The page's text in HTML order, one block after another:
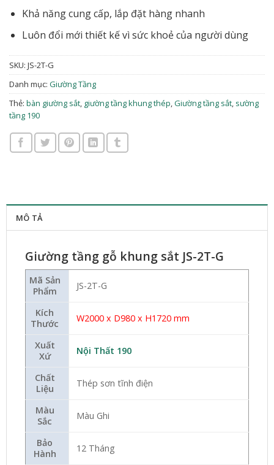
Khả năng cung cấp, lắp đặt hàng nhanh
Luôn đổi mới thiết kế vì sức khoẻ của người dùng
SKU: JS-2T-G
Danh mục: Giường Tầng
Thẻ: bàn giường sắt, giường tầng khung thép, Giường tầng sắt, sường
tầng 190
MÔ TẢ
Giường tầng gỗ khung sắt JS-2T-G
Mã Sản
Phẩm
JS-2T-G
Kích
Thước
W2000 x D980 x H1720 mm
Xuất
Xứ
Nội Thất 190
Chất
Liệu
Thép sơn tĩnh điện
Màu
Sắc
Màu Ghi
Bảo
Hành
12 Tháng